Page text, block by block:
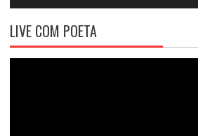
LIVE COM POETA